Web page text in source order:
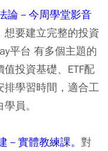
論－今周學堂影音
要建立完整的投資
平台 有多個主題的
投資基礎、ETF配
學習時間，適合工
員。
實體教練課。 對